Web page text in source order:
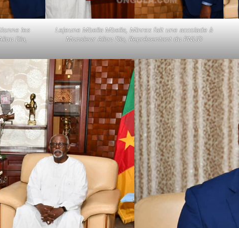
les
Dia,
Lejeune Mbella Mbella, Minrex fait une accolade à
Monsieur Aliou Dia, Représentant du PNUD